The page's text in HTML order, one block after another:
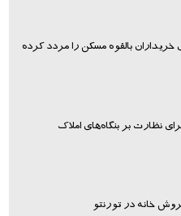
بالقوه مسکن را مردد کرده
نظارت بر بنگاه‌های املاک